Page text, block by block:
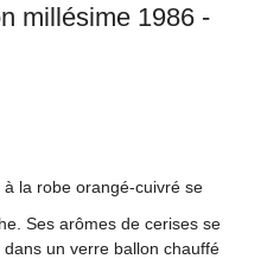
millésime 1986 -
à la robe orangé-cuivré se
Ses arômes de cerises se
un verre ballon chauffé